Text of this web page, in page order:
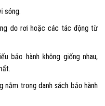
sóng.
do rơi hoặc các tác động từ
bảo hành không giống nhau,
nằm trong danh sách bảo hành